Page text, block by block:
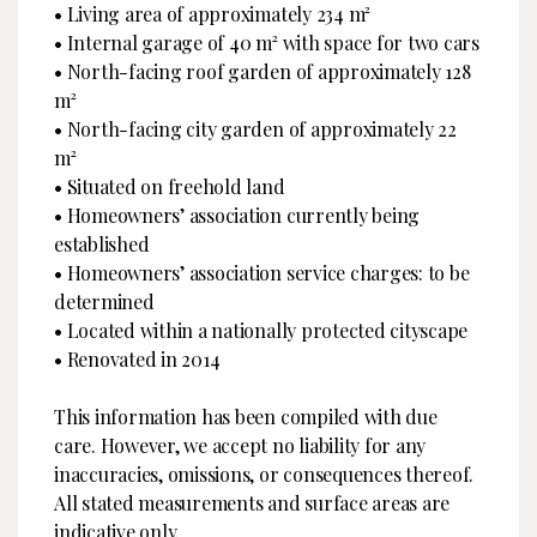
• Living area of approximately 234 m²
• Internal garage of 40 m² with space for two cars
• North-facing roof garden of approximately 128
m²
• North-facing city garden of approximately 22
m²
• Situated on freehold land
• Homeowners’ association currently being
established
• Homeowners’ association service charges: to be
determined
• Located within a nationally protected cityscape
• Renovated in 2014
This information has been compiled with due
care. However, we accept no liability for any
inaccuracies, omissions, or consequences thereof.
All stated measurements and surface areas are
indicative only.